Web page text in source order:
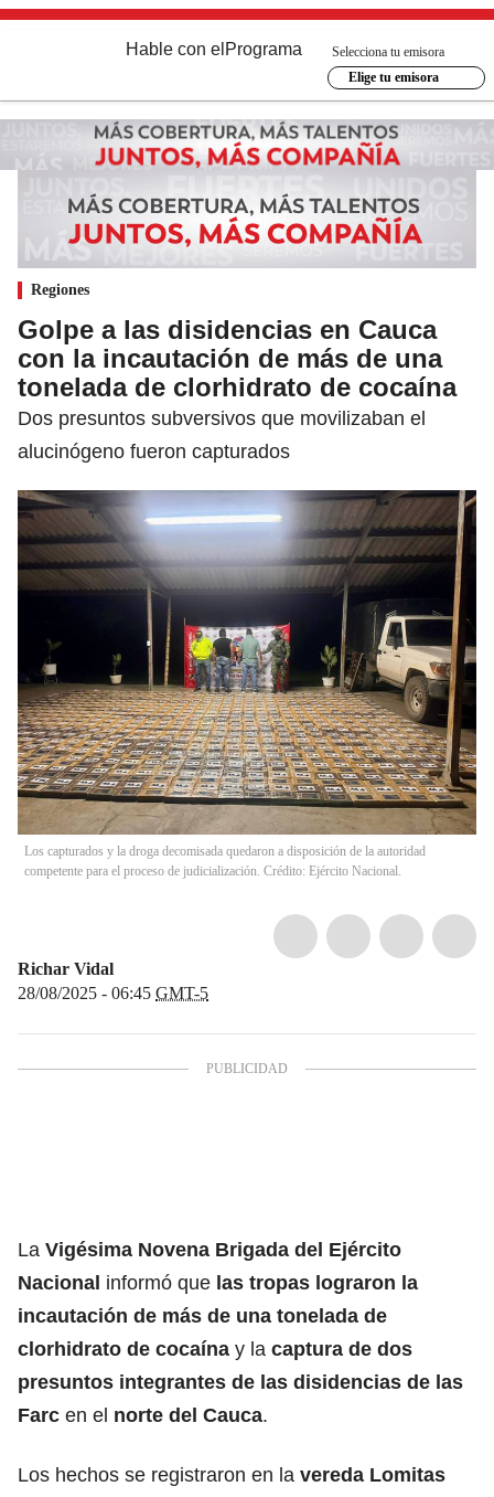
Hable con el Programa
Selecciona tu emisora
Elige tu emisora
Regiones
Golpe a las disidencias en Cauca
con la incautación de más de una
tonelada de clorhidrato de cocaína
Dos presuntos subversivos que movilizaban el
alucinógeno fueron capturados
Los capturados y la droga decomisada quedaron a disposición de la autoridad
competente para el proceso de judicialización. Crédito: Ejército Nacional.
Richar Vidal
28/08/2025 - 06:45 GMT-5
La Vigésima Novena Brigada del Ejército
Nacional informó que las tropas lograron la
incautación de más de una tonelada de
clorhidrato de cocaína y la captura de dos
presuntos integrantes de las disidencias de las
Farc en el norte del Cauca.
Los hechos se registraron en la vereda Lomitas